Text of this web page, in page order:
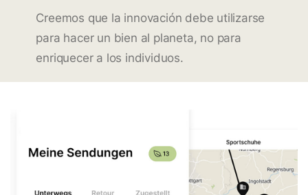
Creemos que la innovación debe utilizarse
para hacer un bien al planeta, no para
enriquecer a los individuos.